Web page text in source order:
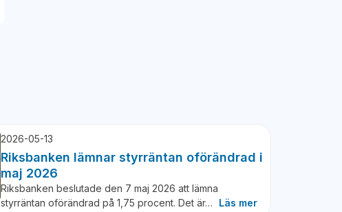
2026-05-13
Riksbanken lämnar styrräntan oförändrad i
maj 2026
Riksbanken beslutade den 7 maj 2026 att lämna
styrräntan oförändrad på 1,75 procent. Det är…
Läs mer